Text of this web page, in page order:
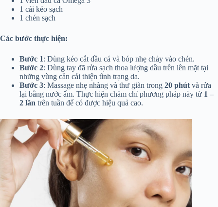
1 cái kéo sạch
1 chén sạch
Các bước thực hiện:
Bước 1: Dùng kéo cắt dầu cá và bóp nhẹ chảy vào chén.
Bước 2: Dùng tay đã rửa sạch thoa lượng dầu trên lên mặt tại
những vùng cần cải thiện tình trạng da.
Bước 3: Massage nhẹ nhàng và thư giãn trong 20 phút và rửa
lại bằng nước ẩm. Thực hiện chăm chỉ phương pháp này từ 1 –
2 lần trên tuần để có được hiệu quả cao.